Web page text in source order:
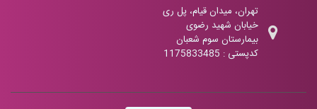
تهران، میدان قیام، پل ری
خیابان شهید رضوی
بیمارستان سوم شعبان
کدپستی : 1175833485